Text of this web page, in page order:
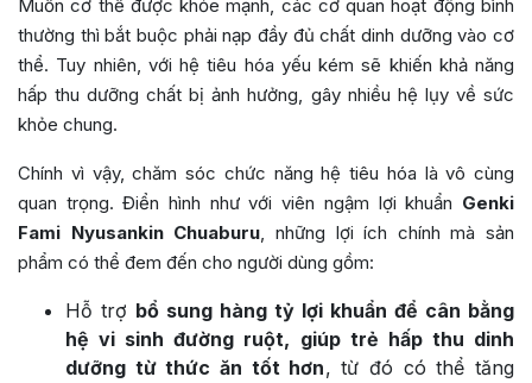
Muốn cơ thể được khỏe mạnh, các cơ quan hoạt động bình
thường thì bắt buộc phải nạp đầy đủ chất dinh dưỡng vào cơ
thể. Tuy nhiên, với hệ tiêu hóa yếu kém sẽ khiến khả năng
hấp thu dưỡng chất bị ảnh hưởng, gây nhiều hệ lụy về sức
khỏe chung.
Chính vì vậy, chăm sóc chức năng hệ tiêu hóa là vô cùng
quan trọng. Điển hình như với viên ngậm lợi khuẩn Genki
Fami Nyusankin Chuaburu, những lợi ích chính mà sản
phẩm có thể đem đến cho người dùng gồm:
Hỗ trợ bổ sung hàng tỷ lợi khuẩn để cân bằng
hệ vi sinh đường ruột, giúp trẻ hấp thu dinh
dưỡng từ thức ăn tốt hơn, từ đó có thể tăng